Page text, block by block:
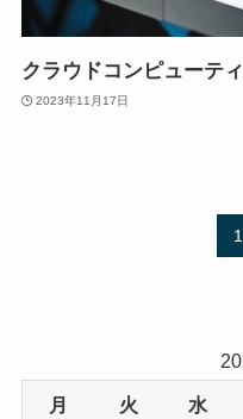
クラウドコンピューテ
2023年11月17日
1
月 火 水